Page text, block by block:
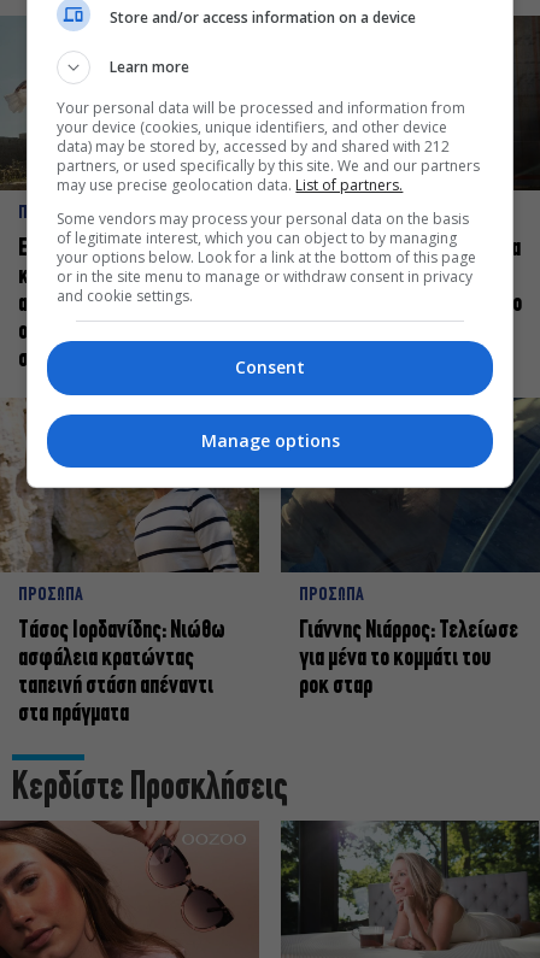
ΠΡΟΣΩΠΑ
Ελεάνα Ανδρεούδη: Κάθε
καλλιτέχνης όταν
ανεβαίνει στη σκηνή
οφείλει να αισθάνεται
σταρ
ΠΡΟΣΩΠΑ
Βαγγέλης Μπίκος: Έμαθα να
δίνω αξία στο ποιος είμαι
πάνω στη σκηνή και όχι στο
ΠΡΟΣΩΠΑ
Tάσος Ιορδανίδης: Νιώθω
ασφάλεια κρατώντας
ταπεινή στάση απέναντι
στα πράγματα
ΠΡΟΣΩΠΑ
Γιάννης Νιάρρος: Τελείωσε
για μένα το κομμάτι του
ροκ σταρ
Κερδίστε Προσκλήσεις
Store and/or access information on a device
Learn more
Your personal data will be processed and information from
your device (cookies, unique identifiers, and other device
data) may be stored by, accessed by and shared with 212
partners, or used specifically by this site. We and our partners
may use precise geolocation data. List of partners.
Some vendors may process your personal data on the basis
of legitimate interest, which you can object to by managing
your options below. Look for a link at the bottom of this page
or in the site menu to manage or withdraw consent in privacy
and cookie settings.
Consent
Manage options